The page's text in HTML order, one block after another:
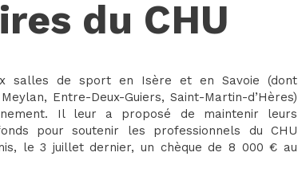
du CHU
salles de sport en Isère et en Savoie (dont
Entre-Deux-Guiers, Saint-Martin-d’Hères)
Il leur a proposé de maintenir leurs
pour soutenir les professionnels du CHU
le 3 juillet dernier, un chèque de 8 000 € au